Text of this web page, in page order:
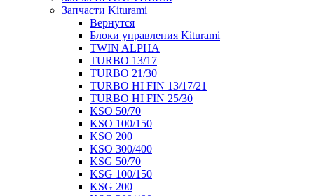
Запчасти Kiturami
Вернутся
Блоки управления Kiturami
TWIN ALPHA
TURBO 13/17
TURBO 21/30
TURBO HI FIN 13/17/21
TURBO HI FIN 25/30
KSO 50/70
KSO 100/150
KSO 200
KSO 300/400
KSG 50/70
KSG 100/150
KSG 200